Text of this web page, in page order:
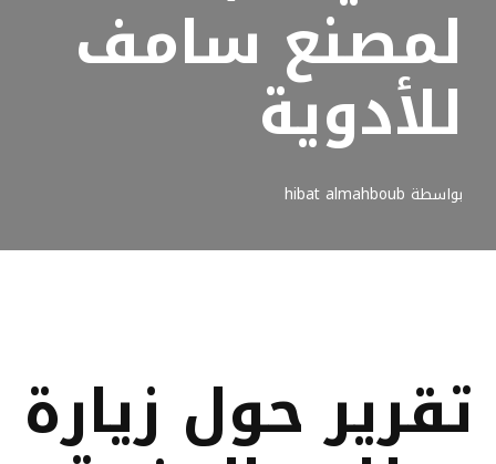
لمصنع سامف
للأدوية
بواسطة hibat almahboub
تقرير حول زيارة